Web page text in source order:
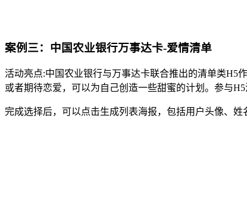
案例三：中国农业银行万事达卡-爱情清单
活动亮点:中国农业银行与万事达卡联合推出的清单类H5
或者期待恋爱，可以为自己创造一些甜蜜的计划。参与
完成选择后，可以点击生成列表海报，包括用户头像、